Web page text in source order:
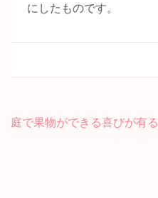
にしたものです。
庭で果物ができる喜びが有る